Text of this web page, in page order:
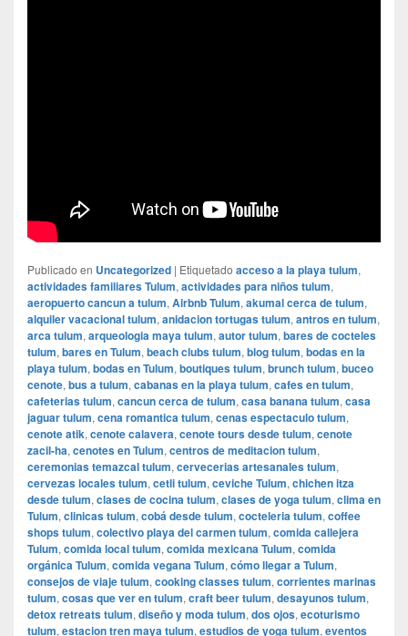
Publicado en Uncategorized | Etiquetado acceso a la playa tulum,
actividades familiares Tulum, actividades para niños tulum,
aeropuerto cancun a tulum, Airbnb Tulum, akumal cerca de tulum,
alquiler vacacional tulum, anidacion tortugas tulum, antros en tulum,
arca tulum, arqueologia maya tulum, autor tulum, bares de cocteles
tulum, bares en Tulum, beach clubs tulum, blog tulum, bodas en la
playa tulum, bodas en Tulum, boutiques tulum, brunch tulum, buceo
cenote, bus a tulum, cabanas en la playa tulum, cafes en tulum,
cafeterias tulum, cancun cerca de tulum, casa banana tulum, casa
jaguar tulum, cena romantica tulum, cenas espectaculo tulum,
cenote atik, cenote calavera, cenote tours desde tulum, cenote
zacil-ha, cenotes en Tulum, centros de meditacion tulum,
ceremonias temazcal tulum, cervecerias artesanales tulum,
cervezas locales tulum, cetli tulum, ceviche Tulum, chichen itza
desde tulum, clases de cocina tulum, clases de yoga tulum, clima en
Tulum, clinicas tulum, cobá desde tulum, cocteleria tulum, coffee
shops tulum, colectivo playa del carmen tulum, comida callejera
Tulum, comida local tulum, comida mexicana Tulum, comida
orgánica Tulum, comida vegana Tulum, cómo llegar a Tulum,
consejos de viaje tulum, cooking classes tulum, corrientes marinas
tulum, cosas que ver en tulum, craft beer tulum, desayunos tulum,
detox retreats tulum, diseño y moda tulum, dos ojos, ecoturismo
tulum, estacion tren maya tulum, estudios de yoga tulum, eventos